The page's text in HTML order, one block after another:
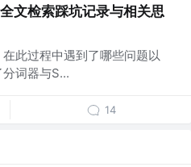
文检索踩坑记录与相关思
此过程中遇到了哪些问题以
词器与S...
14